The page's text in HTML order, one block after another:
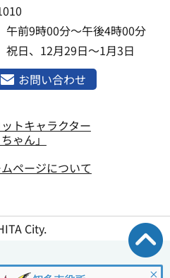
前9時00分～午後4時00分
祝日、12月29日～1月3日
お問い合わせ
トキャラクター
ゃん」
ページについて
City.